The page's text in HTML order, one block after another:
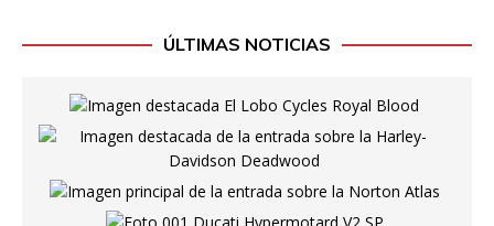
ÚLTIMAS NOTICIAS